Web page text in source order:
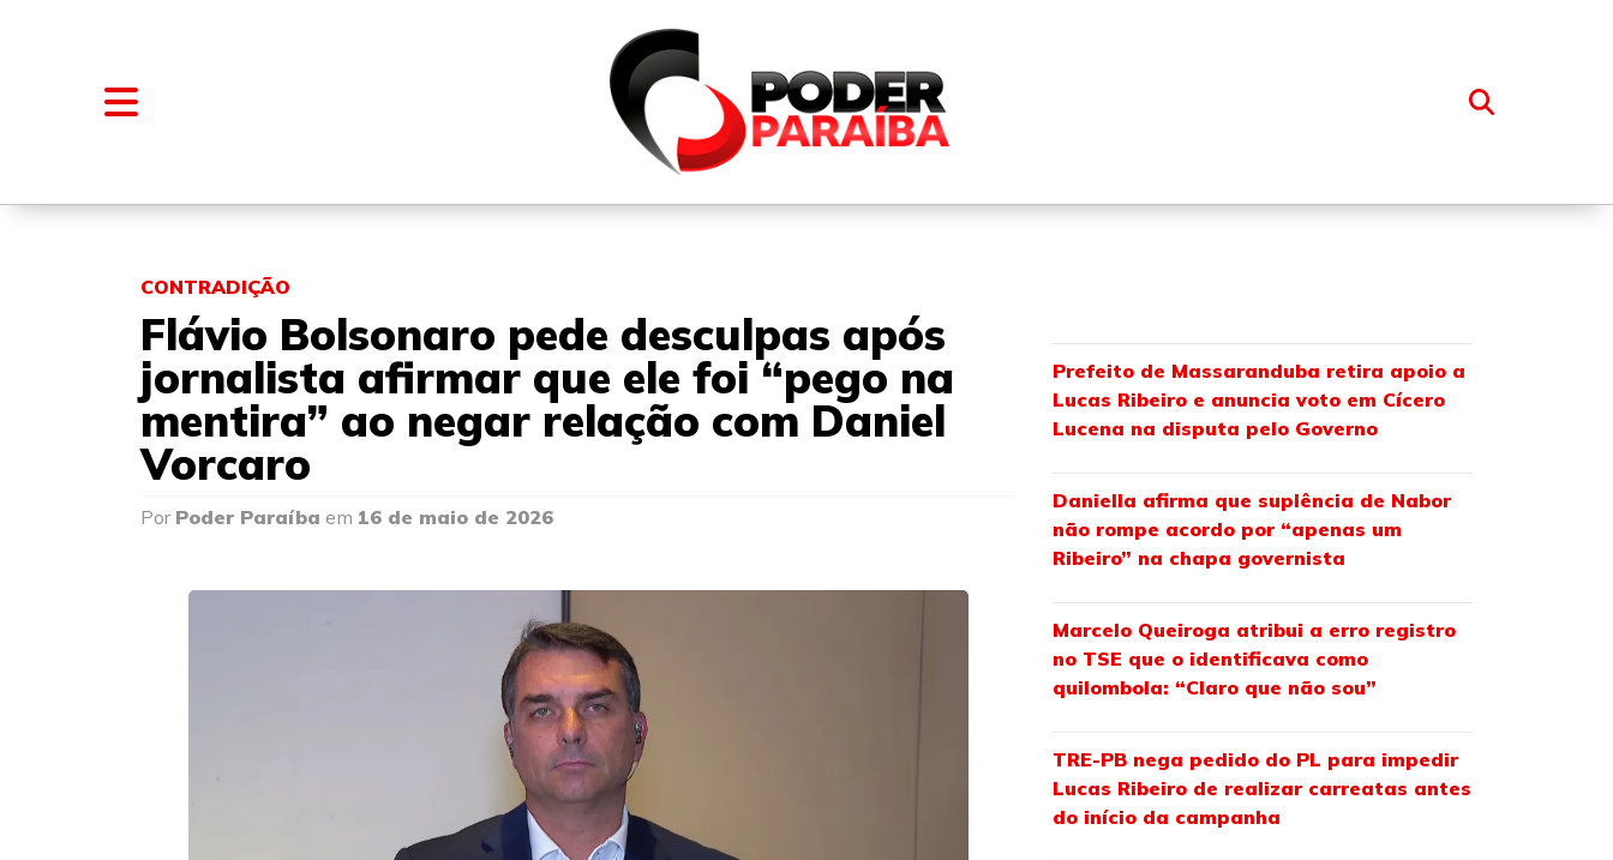
FALE CONOSCO
CONTRADIÇÃO
Flávio Bolsonaro pede desculpas após
jornalista afirmar que ele foi “pego na
mentira” ao negar relação com Daniel
Vorcaro
Por Poder Paraíba em 16 de maio de 2026
Prefeito de Massaranduba retira apoio a
Lucas Ribeiro e anuncia voto em Cícero
Lucena na disputa pelo Governo
Daniella afirma que suplência de Nabor
não rompe acordo por “apenas um
Ribeiro” na chapa governista
Marcelo Queiroga atribui a erro registro
no TSE que o identificava como
quilombola: “Claro que não sou”
TRE-PB nega pedido do PL para impedir
Lucas Ribeiro de realizar carreatas antes
do início da campanha